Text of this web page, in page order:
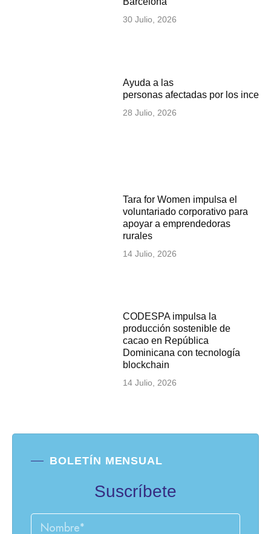
30 Julio, 2026
Ayuda a las
personas afectadas por los
28 Julio, 2026
Tara for Women impulsa el
voluntariado corporativo para
apoyar a emprendedoras
rurales
14 Julio, 2026
CODESPA impulsa la
producción sostenible de
cacao en República
Dominicana con tecnología
blockchain
14 Julio, 2026
BOLETÍN MENSUAL
Suscríbete